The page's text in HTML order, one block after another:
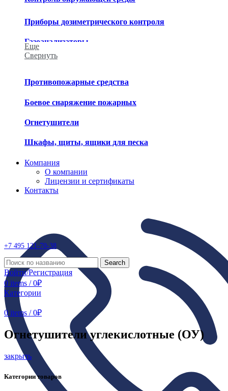
Приборы дозиметрического контроля
Газоанализаторы
Приборы химического контроля
Приборы метеорологического контроля
Средства обеззараживания
Еще
Свернуть
Противопожарные средства
Боевое снаряжение пожарных
Огнетушители
Шкафы, щиты, ящики для песка
Компания
О компании
Лицензии и сертификаты
Контакты
+7 495 121-70-38
Search
Войти/Регистрация
0 items / 0₽
Категории
0 items / 0₽
Огнетушители углекислотные (ОУ)
закрыть
Категории товаров